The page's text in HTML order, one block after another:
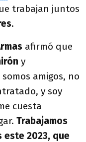
trabajan juntos
.
afirmó que
y
amigos, no
y soy
cuesta
Trabajamos
este 2023, que